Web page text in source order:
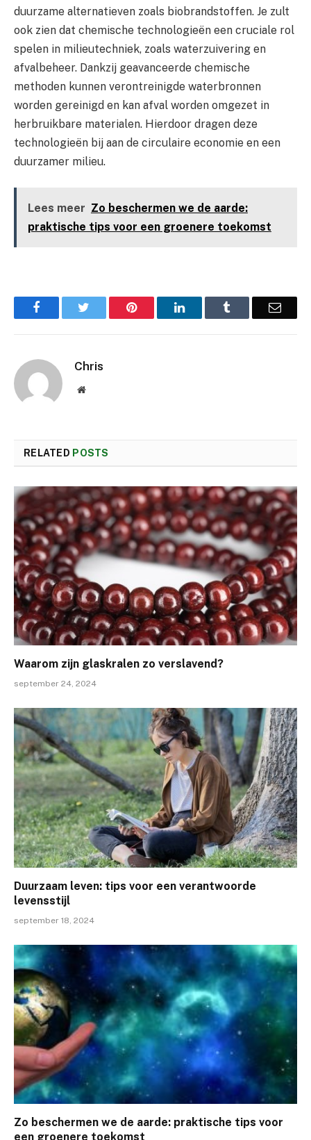
duurzame alternatieven zoals biobrandstoffen. Je zult
ook zien dat chemische technologieën een cruciale rol
spelen in milieutechniek, zoals waterzuivering en
afvalbeheer. Dankzij geavanceerde chemische
methoden kunnen verontreinigde waterbronnen
worden gereinigd en kan afval worden omgezet in
herbruikbare materialen. Hierdoor dragen deze
technologieën bij aan de circulaire economie en een
duurzamer milieu.
Lees meer Zo beschermen we de aarde:
praktische tips voor een groenere toekomst
Facebook Pinterest LinkedIn Email
Chris
Website
RELATED POSTS
Waarom zijn glaskralen zo verslavend?
september 24, 2024
Duurzaam leven: tips voor een verantwoorde
levensstijl
september 18, 2024
Zo beschermen we de aarde: praktische tips voor
een groenere toekomst